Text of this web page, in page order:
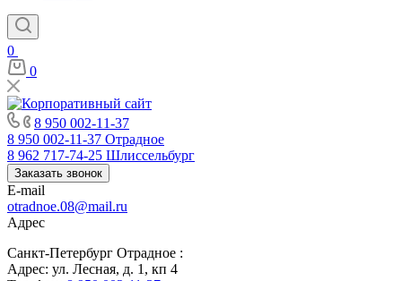
0
0
8 950 002-11-37
8 950 002-11-37 Отрадное
8 962 717-74-25 Шлиссельбург
Заказать звонок
E-mail
otradnoe.08@mail.ru
Адрес
Санкт-Петербург Отрадное :
Адрес: ул. Лесная, д. 1, кп 4